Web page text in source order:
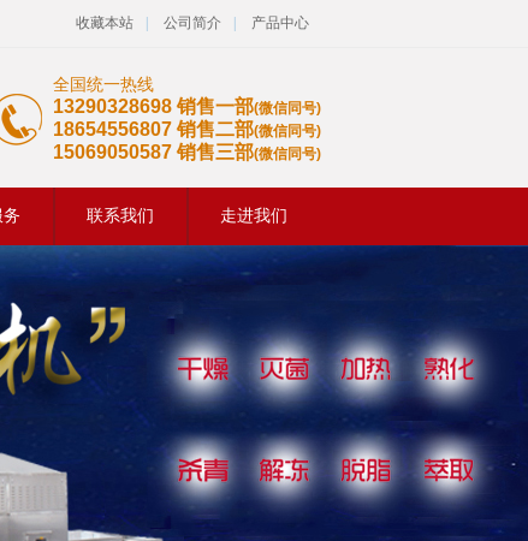
收藏本站 公司简介 产品中心
全国统一热线
13290328698 销售一部(微信同号)
18654556807 销售二部(微信同号)
15069050587 销售三部(微信同号)
联系我们 走进我们